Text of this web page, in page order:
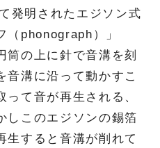
発明されたエジソン式
（phonograph）」
筒の上に針で音溝を刻
音溝に沿って動かすこ
って音が再生される、
しこのエジソンの錫箔
生すると音溝が削れて